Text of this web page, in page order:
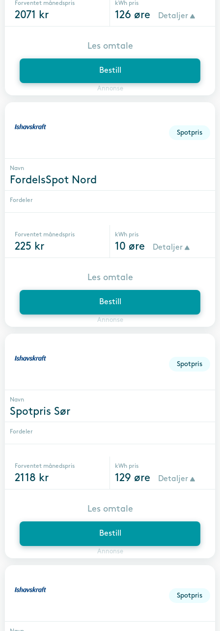
Forventet månedspris
2071 kr
kWh pris
126 øre Detaljer
Bestill
Annonse
Les omtale
Spotpris
Navn
FordelsSpot Nord
Fordeler
Forventet månedspris
225 kr
kWh pris
10 øre Detaljer
Bestill
Annonse
Les omtale
Spotpris
Navn
Spotpris Sør
Fordeler
Forventet månedspris
2118 kr
kWh pris
129 øre Detaljer
Bestill
Annonse
Les omtale
Spotpris